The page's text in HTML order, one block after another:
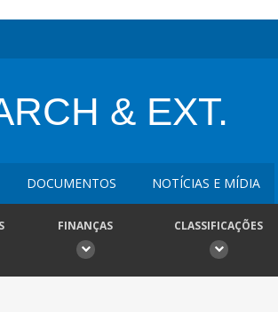
& EXT.
DOCUMENTOS NOTÍCIAS E MÍDIA
FINANÇAS CLASSIFICAÇÕES